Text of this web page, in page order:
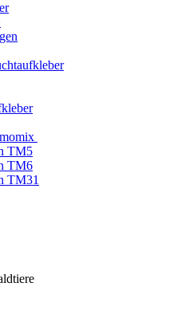
TM5
TM6
TM31